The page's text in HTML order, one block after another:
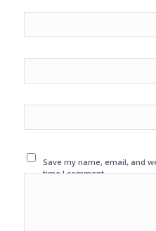
Save my name, email, and
time I comment.